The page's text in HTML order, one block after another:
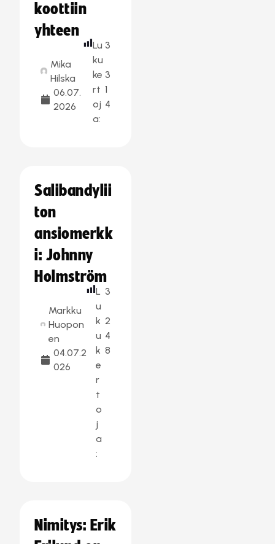
koottiin
yhteen
Mika
Hilska
06.07.
2026
Lu
ku
ke
rt
oj
a:
3
3
1
4
Salibandylii
ton
ansiomerkk
i: Johnny
Holmström
Markku
Huopon
en
04.07.2
026
L
u
k
u
k
e
r
t
o
j
a
:
3
2
4
8
Nimitys: Erik